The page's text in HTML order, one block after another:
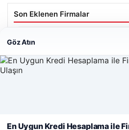
Son Eklenen Firmalar
Hastaş Beton
© 2026 Habersor – Yeni Haberler
Web sitemizi nasıl kullandığınızı
Göz Atın
En Uygun Kredi Hesaplama ile